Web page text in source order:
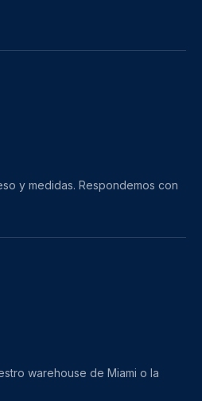
y medidas. Respondemos con
warehouse de Miami o la